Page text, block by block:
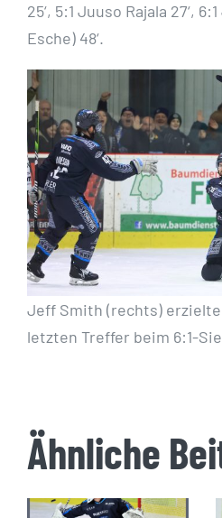
25‘, 5:1 Juuso Rajala 27‘,
Esche) 48‘.
Jeff Smith (rechts)
letzten Treffer beim 6:1-
Ähnliche